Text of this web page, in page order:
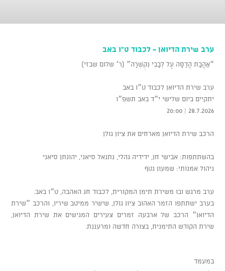
ערב שירת הדיואן - לכבוד ט"ו באב
״אַהֲבַת הֲדַסָּה עַל לְבָבִי נִקְשְׁרָה״ (ר׳ שלום שבזי)
ערב שירת הדיואן לכבוד ט״ו באב
יתקיים ביום שלישי י״ד באב תשפ״ו
28.7.2026 | 20:00
הרכב שירת הדיואן מארחים את ציון גולן
בהשתתפות: אבישי חן, ידידיה גהלי, נתנאל סיאני, יהונתן סיאני
ניהול אמנותי: שמעון נטף
ערב מרגש ובו משירת תימן המקורית, לכבוד חג האהבה, ט״ו באב.
בערב ישתתפו הזמר האהוב ציון גולן, שישיר ממיטב שיריו, והרכב ״שירת
הדיואן״ הרכב של ארבעה זמרים צעירים המגישים את שירת הדיואן,
שירת הקודש התימנית, בצורה חדשה ומרעננת.
במעמד